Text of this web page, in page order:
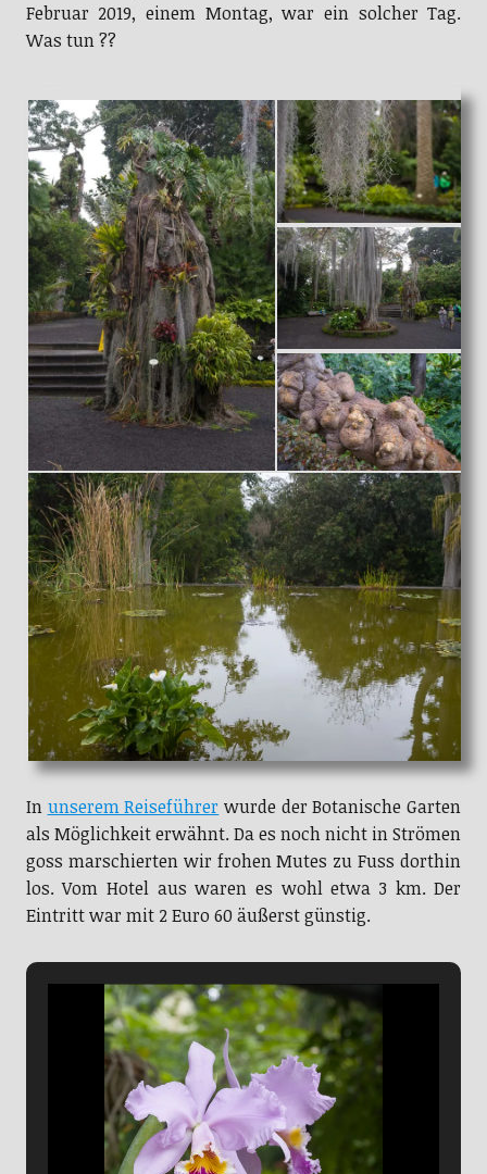
Februar 2019, einem Montag, war ein solcher Tag.
Was tun ??
In unserem Reiseführer wurde der Botanische Garten
als Möglichkeit erwähnt. Da es noch nicht in Strömen
goss marschierten wir frohen Mutes zu Fuss dorthin
los. Vom Hotel aus waren es wohl etwa 3 km. Der
Eintritt war mit 2 Euro 60 äußerst günstig.